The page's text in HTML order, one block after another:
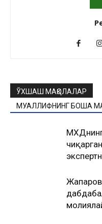
ЎХШАШ МАҚОЛАЛАР
МУАЛЛИФНИНГ БОШҚА
Жапаров